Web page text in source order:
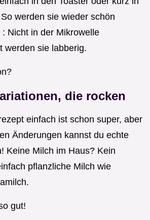
werden sie wieder schön
Nicht in der Mikrowelle
werden sie labberig.
die rocken
einfach ist schon super, aber
Änderungen kannst du echte
Keine Milch im Haus? Kein
pflanzliche Milch wie
gut!